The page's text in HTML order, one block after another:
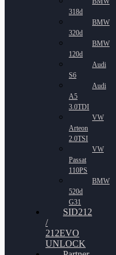
318d
BMW
320d
BMW
120d
Audi
S6
Audi
A5
3.0TDI
VW
Arteon
2.0TSI
VW
Passat
110PS
BMW
520d
G31
SID212
/
212EVO
UNLOCK